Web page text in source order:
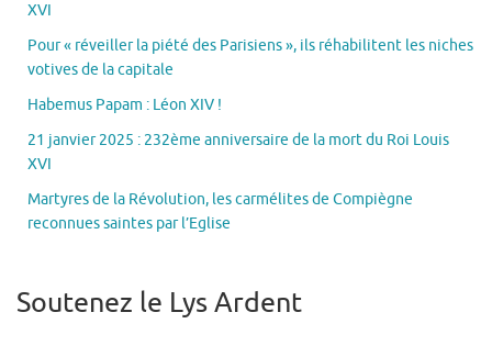
XVI
Pour « réveiller la piété des Parisiens », ils réhabilitent les niches
votives de la capitale
Habemus Papam : Léon XIV !
21 janvier 2025 : 232ème anniversaire de la mort du Roi Louis
XVI
Martyres de la Révolution, les carmélites de Compiègne
reconnues saintes par l’Eglise
Soutenez le Lys Ardent